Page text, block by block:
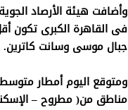
وأضافت هيئة الأرصاد
فى القاهرة الكبرى تكون
جبال موسى وسانت كاترين.
ومتوقع اليوم أمطار
مناطق من( مطروح –